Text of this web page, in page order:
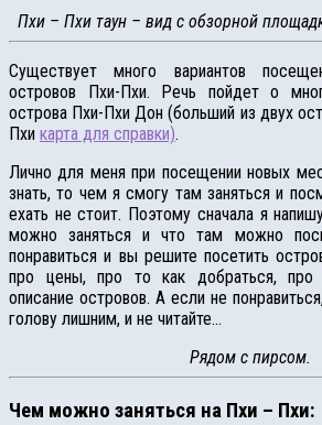
Пхи – Пхи таун – вид с обзорной
Существует много вариантов
островов Пхи-Пхи. Речь пойдет о
острова Пхи-Пхи Дон (больший из двух
Пхи карта для справки).
Лично для меня при посещении новых
знать, то чем я смогу там заняться и
ехать не стоит. Поэтому сначала я
можно заняться и что там можно
понравиться и вы решите посетить
про цены, про то как добраться, про
описание островов. А если не
голову лишним, и не читайте…
Рядом с пирсом.
Чем можно заняться на Пхи – Пхи: